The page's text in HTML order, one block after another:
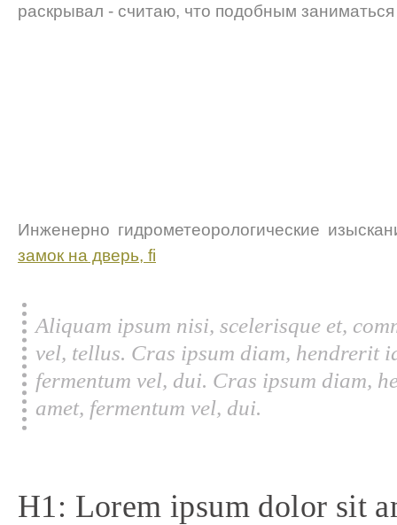
раскрывал - считаю, что подобным заниматься
Инженерно гидрометеорологические
замок на дверь, fi
Aliquam ipsum nisi, scelerisque et,
vel, tellus. Cras ipsum diam, hendrerit
fermentum vel, dui. Cras ipsum diam,
amet, fermentum vel, dui.
H1: Lorem ipsum dolor sit